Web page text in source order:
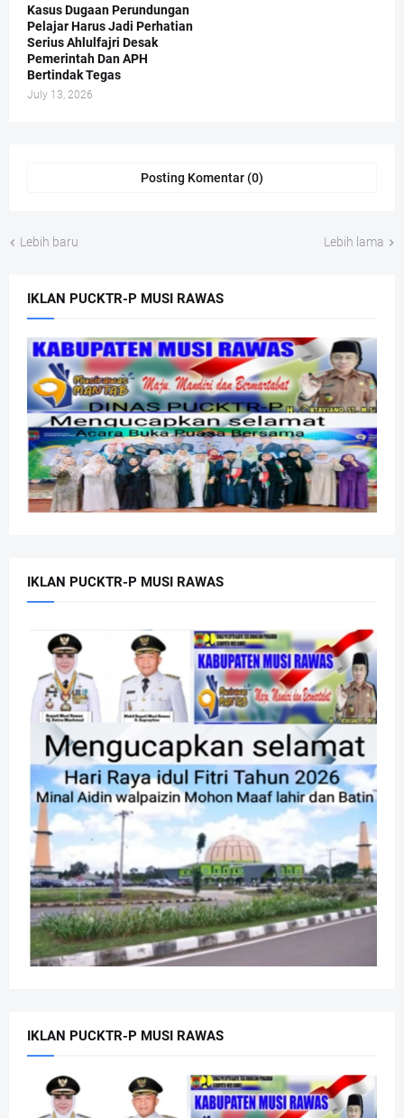
Kasus Dugaan Perundungan
Pelajar Harus Jadi Perhatian
Serius Ahlulfajri Desak
Pemerintah Dan APH
Bertindak Tegas
July 13, 2026
Posting Komentar (0)
Lebih baru Lebih lama
IKLAN PUCKTR-P MUSI RAWAS
IKLAN PUCKTR-P MUSI RAWAS
IKLAN PUCKTR-P MUSI RAWAS